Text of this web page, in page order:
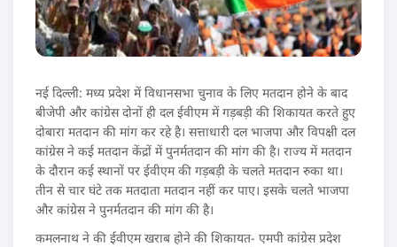
नई दिल्ली: मध्य प्रदेश में विधानसभा चुनाव के लिए मतदान होने के बाद
बीजेपी और कांग्रेस दोनों ही दल ईवीएम में गड़बड़ी की शिकायत करते हुए
दोबारा मतदान की मांग कर रहे है। सत्ताधारी दल भाजपा और विपक्षी दल
कांग्रेस ने कई मतदान केंद्रों में पुनर्मतदान की मांग की है। राज्य में मतदान
के दौरान कई स्थानों पर ईवीएम की गड़बड़ी के चलते मतदान रुका था।
तीन से चार घंटे तक मतदाता मतदान नहीं कर पाए। इसके चलते भाजपा
और कांग्रेस ने पुनर्मतदान की मांग की है।
कमलनाथ ने की ईवीएम खराब होने की शिकायत- एमपी कांग्रेस प्रदेश